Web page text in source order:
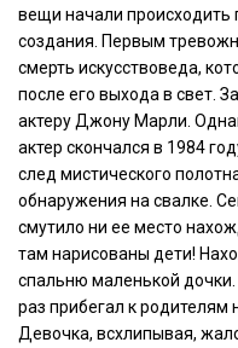
вещи начали происходить
создания. Первым
смерть искусствоведа,
после его выхода в свет.
актеру Джону Марли.
актер скончался в 1984
след мистического
обнаружения на свалке.
смутило ни ее место
там нарисованы дети!
спальню маленькой
раз прибегал к
Девочка, всхлипывая,